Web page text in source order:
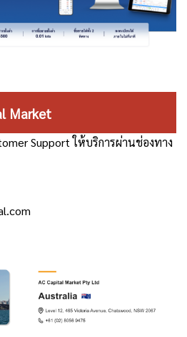
Market
Support ให้บริการผ่านช่องทาง